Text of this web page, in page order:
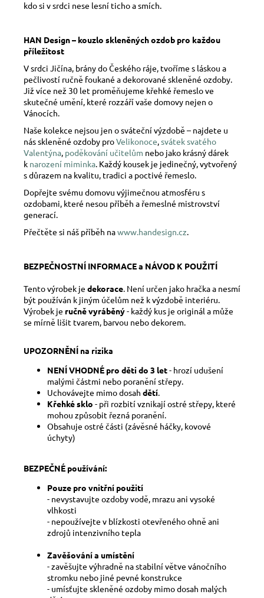
kdo si v srdci nese lesní ticho a smích.
HAN Design – kouzlo skleněných ozdob pro každou
příležitost
V srdci Jičína, brány do Českého ráje, tvoříme s láskou a
pečlivostí ručně foukané a dekorované skleněné ozdoby.
Již více než 30 let proměňujeme křehké řemeslo ve
skutečné umění, které rozzáří vaše domovy nejen o
Vánocích.
Naše kolekce nejsou jen o sváteční výzdobě – najdete u
nás skleněné ozdoby proVelikonoce,svátek svatého
Valentýna, poděkování učitelům nebo jako krásný dárek
k narození miminka. Každý kousek je jedinečný, vytvořený
s důrazem na kvalitu, tradici a poctivé řemeslo.
Dopřejte svému domovu výjimečnou atmosféru s
ozdobami, které nesou příběh a řemeslné mistrovství
generací.
Přečtěte si náš příběh nawww.handesign.cz.
BEZPEČNOSTNÍ INFORMACE a NÁVOD K POUŽITÍ
Tento výrobek je dekorace. Není určen jako hračka a nesmí
být používán k jiným účelům než k výzdobě interiéru.
Výrobek je ručně vyráběný- každý kus je originál a může
se mírně lišit tvarem, barvou nebo dekorem.
UPOZORNĚNÍ na rizika
NENÍ VHODNÉ pro děti do 3 let- hrozí udušení
malými částmi nebo poranění střepy.
Uchovávejte mimo dosah dětí.
Křehké sklo - při rozbití vznikají ostré střepy, které
mohou způsobit řezná poranění.
Obsahuje ostré části (závěsné háčky, kovové
úchyty)
BEZPEČNÉ používání:
Pouze pro vnitřní použití
- nevystavujte ozdoby vodě, mrazu ani vysoké
vlhkosti
- nepoužívejte v blízkosti otevřeného ohně ani
zdrojů intenzivního tepla
Zavěšování a umístění
- zavěšujte výhradně na stabilní větve vánočního
stromku nebo jiné pevné konstrukce
- umísťujte skleněné ozdoby mimo dosah malých